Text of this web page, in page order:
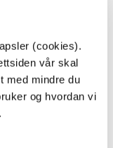
(cookies).
vår skal
med mindre du
og hvordan vi
.
på mitt
er noe som
vitende om at
54 kamper
flere